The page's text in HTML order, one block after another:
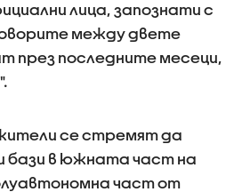
лица, запознати с
между двете
през последните месеци,
се стремят да
бази в южната част на
част от